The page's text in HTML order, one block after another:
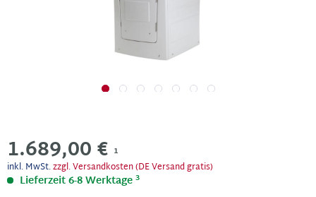
1.689,00 € 1
inkl. MwSt.zzgl. Versandkosten (DE Versand gratis)
Lieferzeit 6-8 Werktage 3